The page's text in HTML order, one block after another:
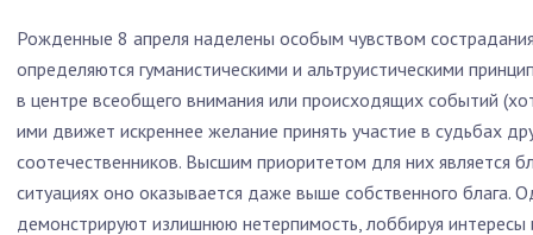
Рожденные 8 апреля наделены особым чувством
определяются гуманистическими и альтруистическими
в центре всеобщего внимания или происходящих событий
ими движет искреннее желание принять участие в судьбах
соотечественников. Высшим приоритетом для них является
ситуациях оно оказывается даже выше собственного блага.
демонстрируют излишнюю нетерпимость, лоббируя интересы